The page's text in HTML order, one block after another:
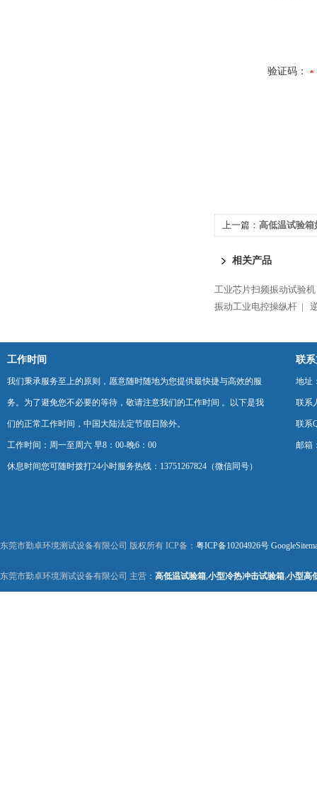
验证码：
上一篇： 高低温试验箱
相关产品
工业芯片扫频振动试验
振动工业电控操纵杆 |
工作时间
我们秉承服务至上的原则，愿意随时随地为您提供最快捷与高效的服
务。为了避免您不必要的等待，敬请注意我们的工作时间 。以下是我
们的正常工作时间，中国大陆法定节假日除外。
工作时间：周一至周六 早8：00-晚6：00
休息时间您可随时拨打24小时服务热线：13751267824（微信同号）
联
地址
联系
联系
邮箱
东莞市勤卓环境测试设备有限公司 版权所有 ICP备： 粤ICP备10204926号
东莞市勤卓环境测试设备有限公司 主营： 高低温试验箱,小型冷热冲击试验箱,小型高